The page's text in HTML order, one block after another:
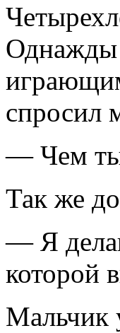
Однажды
спросил
— Чем ты
Так же
— Я
которой
Мальчик